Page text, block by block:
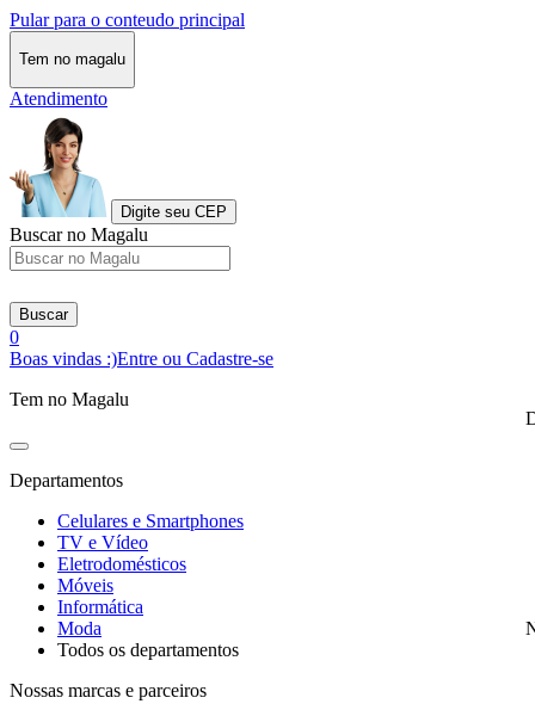
Pular para o conteudo principal
Tem no magalu
Atendimento
Digite seu CEP
Buscar no Magalu
Buscar
0
Boas vindas :)Entre ou Cadastre-se
Tem no Magalu
Departamentos
Celulares e Smartphones
TV e Vídeo
Eletrodomésticos
Móveis
Informática
Moda
Todos os departamentos
Nossas marcas e parceiros